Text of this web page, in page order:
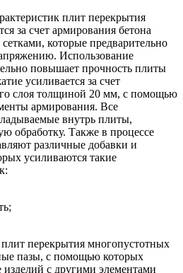
плит перекрытия
за счет армирования бетона
которые предварительно
Использование
повышает прочность плиты
усиливается за счет
слоя толщиной 20 мм, с помощью
армирования. Все
внутрь плиты,
обработку. Также в процессе
различные добавки и
усиливаются такие
перекрытия многопустотных
пазы, с помощью которых
изделий с другими элементами